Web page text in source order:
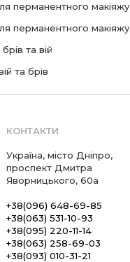
перманентного макіяжу
перманентного макіяжу
та вій
та брів
КОНТАКТИ
Україна, місто Дніпро,
проспект Дмитра
Яворницького, 60а
+38(096) 648-69-85
+38(063) 531-10-93
+38(095) 220-11-14
+38(063) 258-69-03
+38(093) 010-31-21